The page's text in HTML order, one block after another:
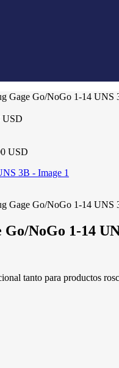
Gage Go/NoGo 1-14 UNS
USD
USD
Gage Go/NoGo 1-14 UNS
NoGo 1-14
tanto para productos